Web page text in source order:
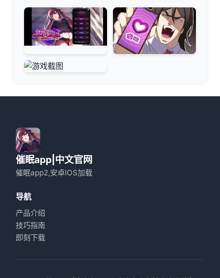
催眠app|中文官网
催眠app2,安卓IOS加载
导航
产品介绍
技巧指南
即刻下载